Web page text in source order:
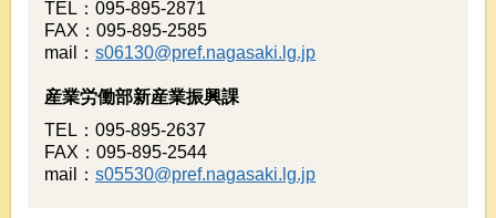
TEL：095-895-2871
FAX：095-895-2585
mail： s06130@pref.nagasaki.lg.jp
産業労働部新産業振興課
TEL：095-895-2637
FAX：095-895-2544
mail： s05530@pref.nagasaki.lg.jp